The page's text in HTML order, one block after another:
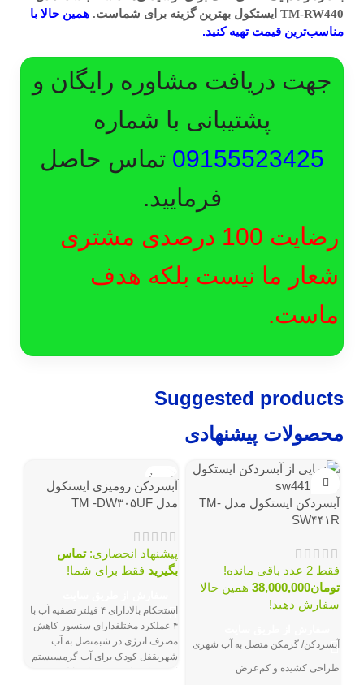
TM-RW440 ایستکول
بهترین گزینه برای شماست. همین حالا با
مناسب‌ترین قیمت تهیه کنید.
جهت دریافت مشاوره رایگان و
پشتیبانی با شماره
09155523425 تماس حاصل
فرمایید.
رضایت 100 درصدی مشتری
شعار ما نیست بلکه هدف
ماست.
Suggested products
محصولات پیشنهادی
آبسردکن ایستکول مدل TM-
SW۴۴۱R
فقط 2 عدد باقی مانده!
تومان38,000,000 همین حالا
سفارش دهید!
آبسردکن/ گرمکن متصل به آب شهری
طراحی کشیده و کم‌عرض
ناموجود
آبسردکن رومیزی ایستکول
مدل TM -DW۳۰۵UF
پیشنهاد انحصاری:تماس
بگیرید فقط برای شما!
استحکام بالادارای ۴ فیلتر تصفیه آب با
۴ عملکرد مختلفدارای سنسور کاهش
مصرف انرژی در شبمتصل به آب
شهریقفل کودک برای آب گرمسيستم